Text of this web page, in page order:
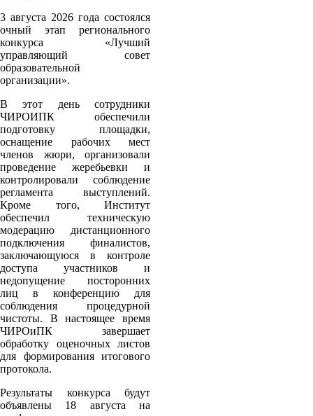
3 августа 2026 года состоялся
очный этап регионального
конкурса «Лучший
управляющий совет
образовательной
организации».
В этот день сотрудники
ЧИРОИПК обеспечили
подготовку площадки,
оснащение рабочих мест
членов жюри, организовали
проведение жеребьевки и
контролировали соблюдение
регламента выступлений.
Кроме того, Институт
обеспечил техническую
модерацию дистанционного
подключения финалистов,
заключающуюся в контроле
доступа участников и
недопущение посторонних
лиц в конференцию для
соблюдения процедурной
чистоты. В настоящее время
ЧИРОиПК завершает
обработку оценочных листов
для формирования итогового
протокола.
Результаты конкурса будут
объявлены 18 августа на